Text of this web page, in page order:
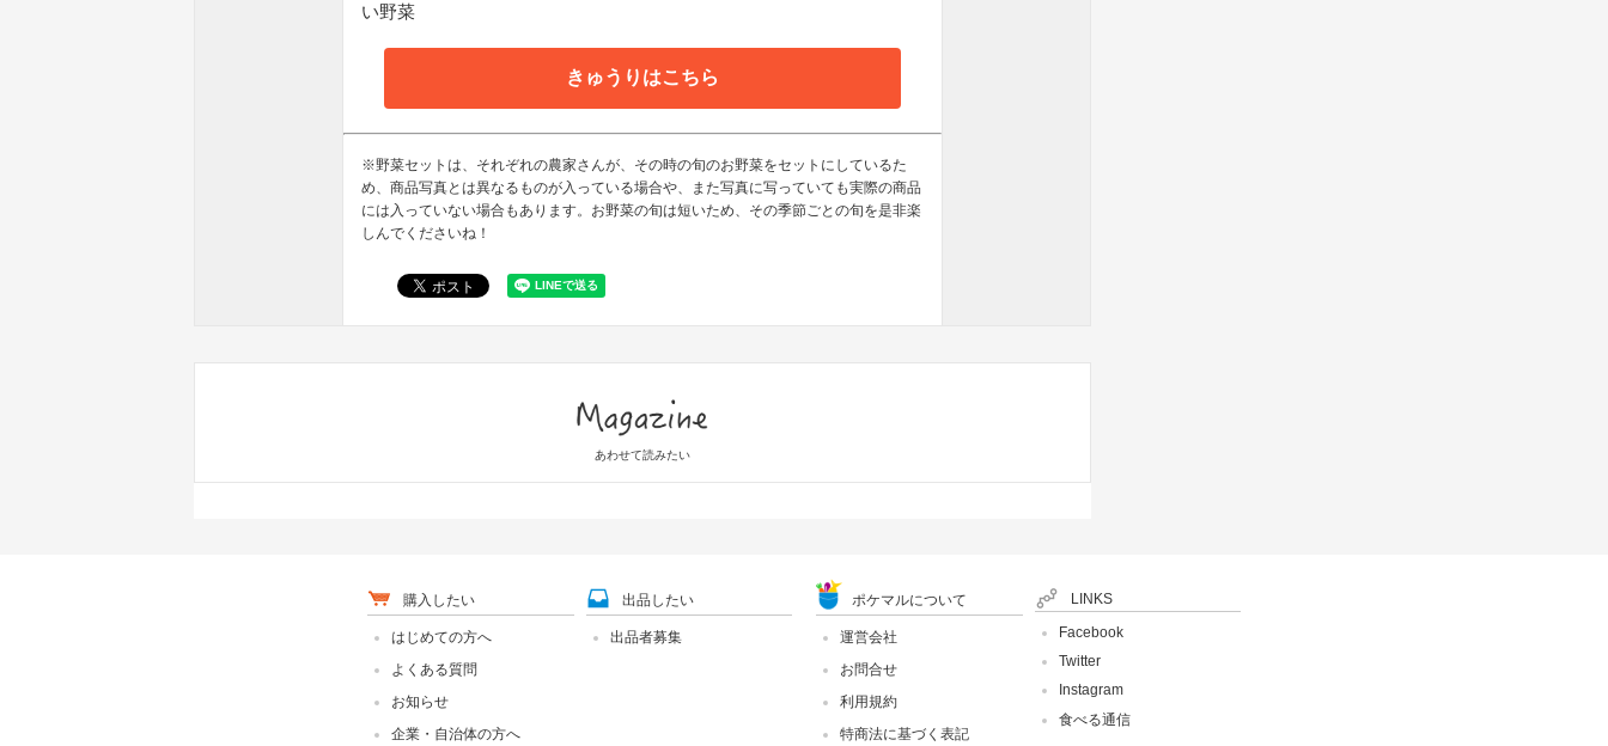
い野菜
きゅうりはこちら
※野菜セットは、それぞれの農家さんが、その時の旬のお野菜をセットにしているた
め、商品写真とは異なるものが入っている場合や、また写真に写っていても実際の商品
には入っていない場合もあります。お野菜の旬は短いため、その季節ごとの旬を是非楽
しんでくださいね！
あわせて読みたい
購入したい
はじめての方へ
よくある質問
お知らせ
企業・自治体の方へ
出品したい
出品者募集
ポケマルについて
運営会社
お問合せ
利用規約
特商法に基づく表記
LINKS
Facebook
Twitter
Instagram
食べる通信